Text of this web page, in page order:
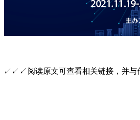
↙↙↙阅读原文可查看相关链接，并与